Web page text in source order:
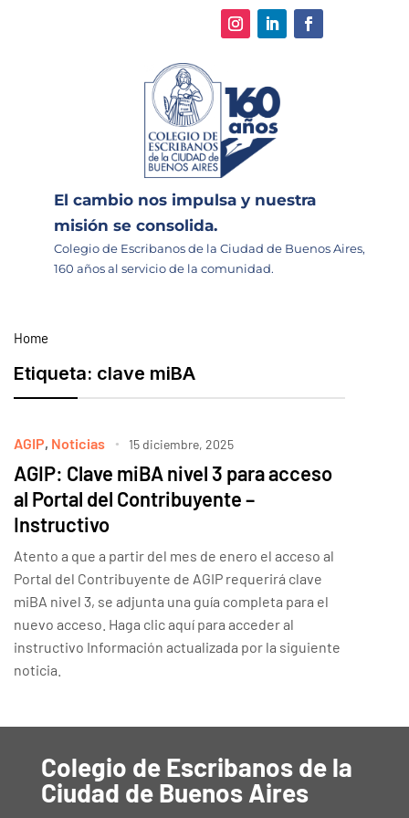
El cambio nos impulsa y nuestra
misión se consolida.
Colegio de Escribanos de la Ciudad de Buenos Aires,
160 años al servicio de la comunidad.
Home
Etiqueta: clave miBA
AGIP, Noticias 15 diciembre, 2025
AGIP: Clave miBA nivel 3 para acceso
al Portal del Contribuyente –
Instructivo
Atento a que a partir del mes de enero el acceso al
Portal del Contribuyente de AGIP requerirá clave
miBA nivel 3, se adjunta una guía completa para el
nuevo acceso. Haga clic aquí para acceder al
instructivo Información actualizada por la siguiente
noticia.
Colegio de Escribanos de la
Ciudad de Buenos Aires